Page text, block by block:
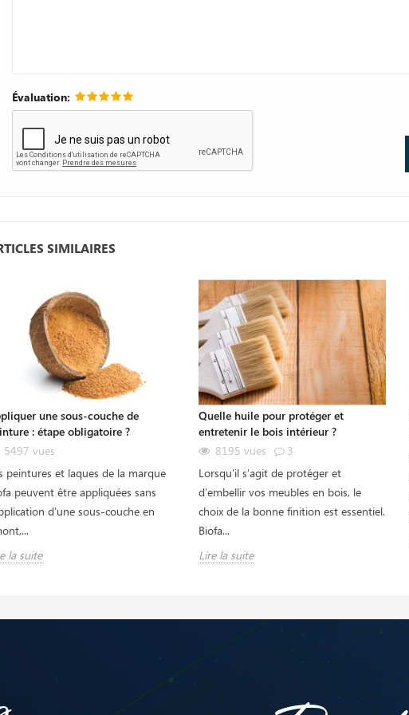
Évaluation:
SIMILAIRES
une sous-couche de
: étape obligatoire ?
5497 vues
peintures et laques de la marque
peuvent être appliquées sans
d'une sous-couche en
la suite
Quelle huile pour protéger et
entretenir le bois intérieur ?
8195 vues
3
Lorsqu'il s'agit de protéger et
d'embellir vos meubles en bois, le
choix de la bonne finition est essentiel.
Biofa...
Lire la suite